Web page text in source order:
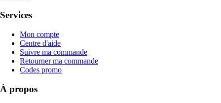
Services
Mon compte
Centre d'aide
Suivre ma commande
Retourner ma commande
Codes promo
À propos